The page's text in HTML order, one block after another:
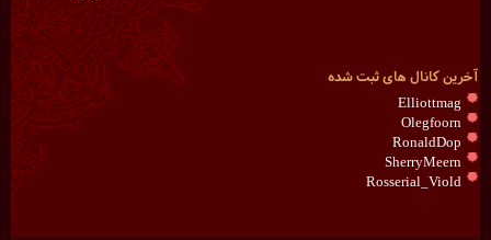
آخرین کانال های ثبت شده
Elliottmag
Olegfoorn
RonaldDop
SherryMeern
Rosserial_Viold